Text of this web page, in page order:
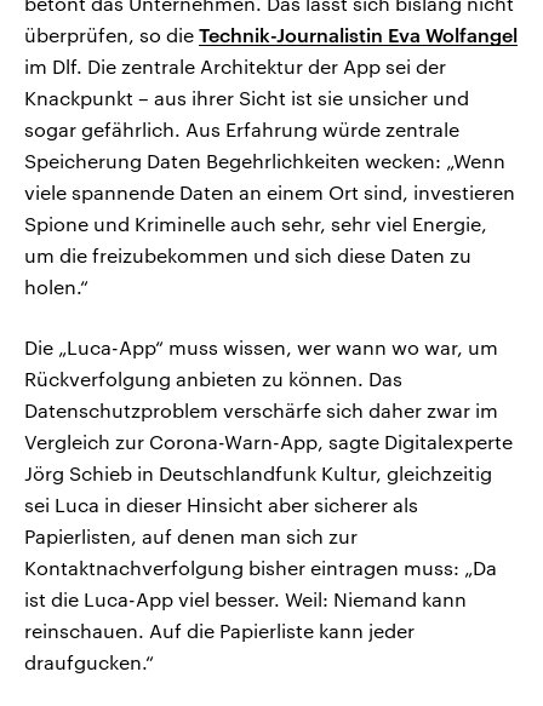
überprüfen, so die Technik-Journalistin Eva Wolfangel
im Dlf. Die zentrale Architektur der App sei der
Knackpunkt – aus ihrer Sicht ist sie unsicher und
sogar gefährlich. Aus Erfahrung würde zentrale
Speicherung Daten Begehrlichkeiten wecken: „Wenn
viele spannende Daten an einem Ort sind, investieren
Spione und Kriminelle auch sehr, sehr viel Energie,
um die freizubekommen und sich diese Daten zu
holen.“
Die „Luca-App“ muss wissen, wer wann wo war, um
Rückverfolgung anbieten zu können. Das
Datenschutzproblem verschärfe sich daher zwar im
Vergleich zur Corona-Warn-App, sagte Digitalexperte
Jörg Schieb in Deutschlandfunk Kultur, gleichzeitig
sei Luca in dieser Hinsicht aber sicherer als
Papierlisten, auf denen man sich zur
Kontaktnachverfolgung bisher eintragen muss: „Da
ist die Luca-App viel besser. Weil: Niemand kann
reinschauen. Auf die Papierliste kann jeder
draufgucken.“